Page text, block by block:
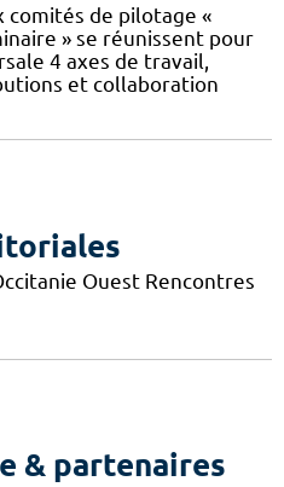
comités de pilotage «
» se réunissent pour
4 axes de travail,
et collaboration
Ouest Rencontres
& partenaires